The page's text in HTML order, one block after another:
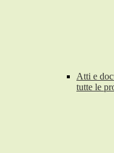
Atti e
tutte le